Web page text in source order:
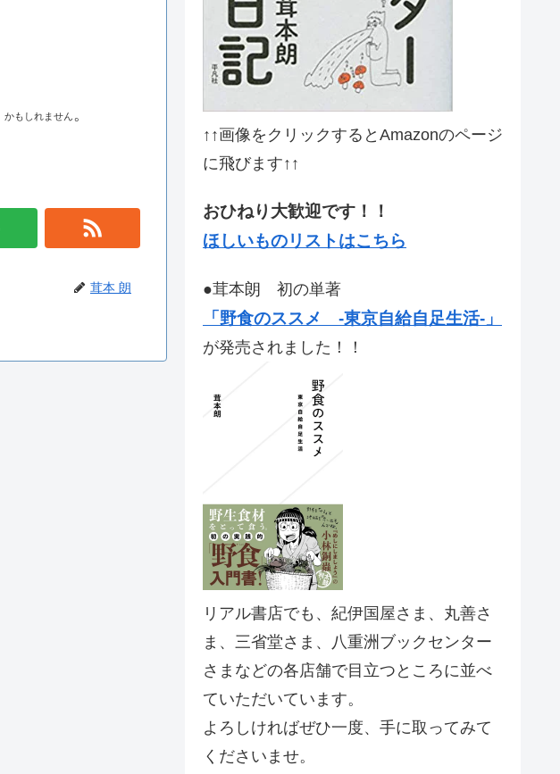
かもしれません 。
茸本 朗
↑↑画像をクリックするとAmazonのページ
に飛びます↑↑
おひねり大歓迎です！！
ほしいものリストはこちら
●茸本朗 初の単著
「野食のススメ -東京自給自足生活-」
が発売されました！！
リアル書店でも、紀伊国屋さま、丸善さ
ま、三省堂さま、八重洲ブックセンター
さまなどの各店舗で目立つところに並べ
ていただいています。
よろしければぜひ一度、手に取ってみて
くださいませ。